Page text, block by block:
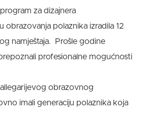
za dizajnera
obrazovanja polaznika izradila 12
namještaja. Prošle godine
profesionalne mogućnosti
obrazovnog
imali generaciju polaznika koja